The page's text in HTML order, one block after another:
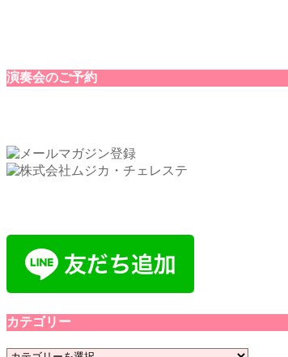
演奏会のご予約
カテゴリー